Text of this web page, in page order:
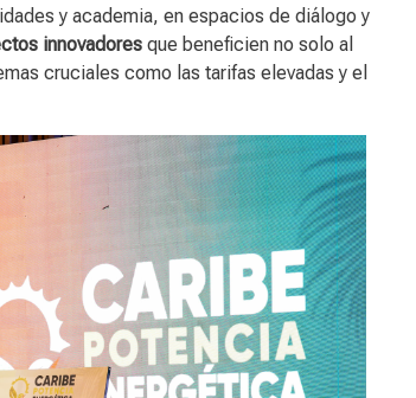
y academia, en espacios de diálogo y
innovadores que beneficien no solo al
cruciales como las tarifas elevadas y el